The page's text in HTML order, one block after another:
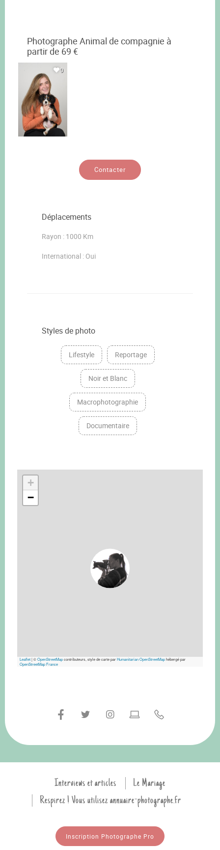
Photographe Animal de compagnie à
partir de 69 €
0
Contacter
Déplacements
Rayon : 1000 Km
International : Oui
Styles de photo
Lifestyle Reportage
Noir et Blanc
Macrophotographie
Documentaire
+
−
Leaflet|©OpenStreetMapcontributeurs, style de carte parHumanitarian OpenStreetMaphébergé par
OpenStreetMap France
Interviews et articles
Le Mariage
Respirez ! Vous utilisez annuaire-photographe.fr
Inscription Photographe Pro